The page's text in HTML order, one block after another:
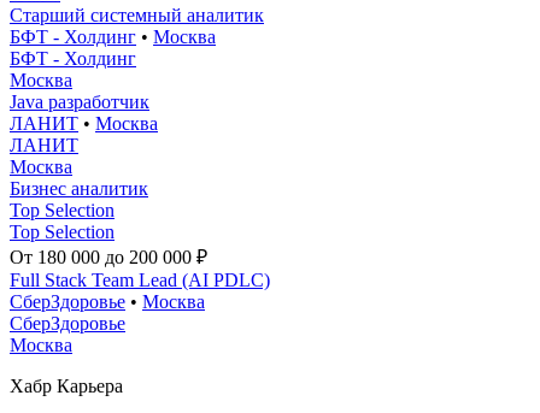
Старший системный аналитик
БФТ - Холдинг • Москва
БФТ - Холдинг
Москва
Java разработчик
ЛАНИТ • Москва
ЛАНИТ
Москва
Бизнес аналитик
Top Selection
Top Selection
От 180 000 до 200 000 ₽
Full Stack Team Lead (AI PDLC)
СберЗдоровье • Москва
СберЗдоровье
Москва
Хабр Карьера